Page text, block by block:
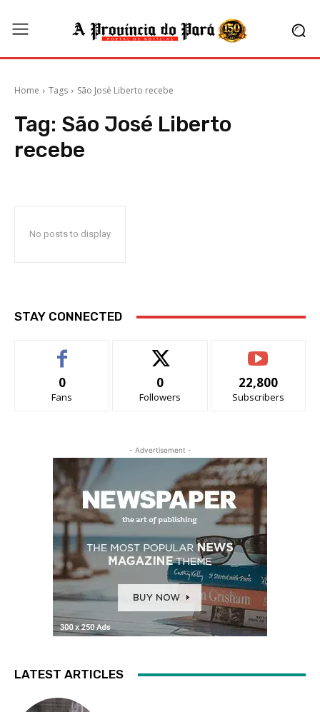
Home Tags São José Liberto recebe
Tag: São José Liberto
recebe
No posts to display
STAY CONNECTED
0
Fans
0
Followers
22,800
Subscribers
- Advertisement -
LATEST ARTICLES